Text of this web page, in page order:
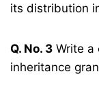
its distribution
Q. No. 3 Write a
inheritance